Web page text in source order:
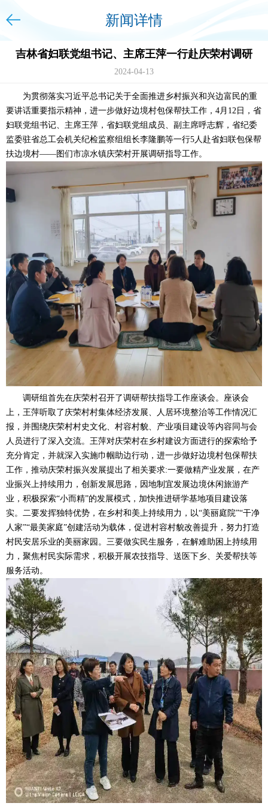
新闻详情
吉林省妇联党组书记、主席王萍一行赴庆荣村调研
2024-04-13
为贯彻落实习近平总书记关于全面推进乡村振兴和兴边富民的重
要讲话重要指示精神，进一步做好边境村包保帮扶工作，4月12日，省
妇联党组书记、主席王萍，省妇联党组成员、副主席呼志辉，省纪委
监委驻省总工会机关纪检监察组组长李隆鹏等一行5人赴省妇联包保帮
扶边境村——图们市凉水镇庆荣村开展调研指导工作。
调研组首先在庆荣村召开了调研帮扶指导工作座谈会。座谈会
上，王萍听取了庆荣村村集体经济发展、人居环境整治等工作情况汇
报，并围绕庆荣村村史文化、村容村貌、产业项目建设等内容同与会
人员进行了深入交流。王萍对庆荣村在乡村建设方面进行的探索给予
充分肯定，并就深入实施巾帼助边行动，进一步做好边境村包保帮扶
工作，推动庆荣村振兴发展提出了相关要求:一要做精产业发展，在产
业振兴上持续用力，创新发展思路，因地制宜发展边境休闲旅游产
业，积极探索“小而精”的发展模式，加快推进研学基地项目建设落
实。二要发挥独特优势，在乡村和美上持续用力，以“美丽庭院”“干净
人家”“最美家庭”创建活动为载体，促进村容村貌改善提升，努力打造
村民安居乐业的美丽家园。三要做实民生服务，在解难助困上持续用
力，聚焦村民实际需求，积极开展农技指导、送医下乡、关爱帮扶等
服务活动。